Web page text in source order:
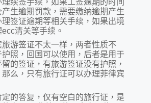
生逾期罚款，需要缴纳逾期产生
签证逾期等相关手续，如果出境
清关等手续。
游签证不太一样，两者性质不
护照，回国可以使用，后者是用于
的签证，有旅游签证没有护照，
么，只有旅行证可以办理菲律宾
的答复，仅有空白的旅行证，是